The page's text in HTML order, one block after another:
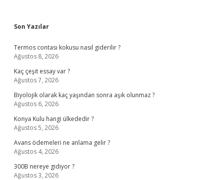
Sidebar
Son Yazılar
Termos contası kokusu nasıl giderilir ?
Ağustos 8, 2026
Kaç çeşit essay var ?
Ağustos 7, 2026
Biyolojik olarak kaç yaşından sonra aşık olunmaz ?
Ağustos 6, 2026
Konya Kulu hangi ülkededir ?
Ağustos 5, 2026
Avans ödemeleri ne anlama gelir ?
Ağustos 4, 2026
300B nereye gidiyor ?
Ağustos 3, 2026